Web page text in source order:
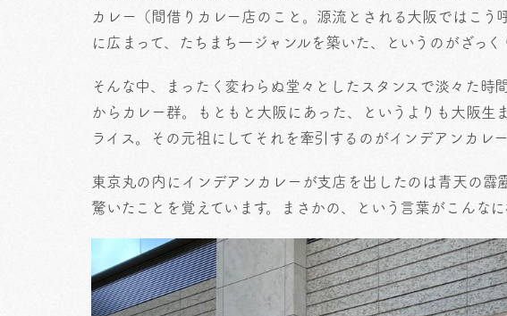
カレー（間借りカレー店のこと。源流とされる大阪ではこう
に広まって、たちまち一ジャンルを築いた、というのがざっく
そんな中、まったく変わらぬ堂々としたスタンスで淡々た時
からカレー群。もともと大阪にあった、というよりも大阪生
ライス。その元祖にしてそれを牽引するのがインデアンカレー
東京丸の内にインデアンカレーが支店を出したのは青天の霹
驚いたことを覚えています。まさかの、という言葉がこんな